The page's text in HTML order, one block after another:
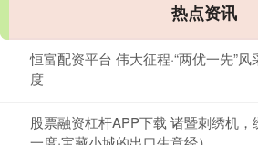
热点资讯
恒富配资平台 伟大征程·“两优一先”风
度
股票融资杠杆APP下载 诸暨刺绣机